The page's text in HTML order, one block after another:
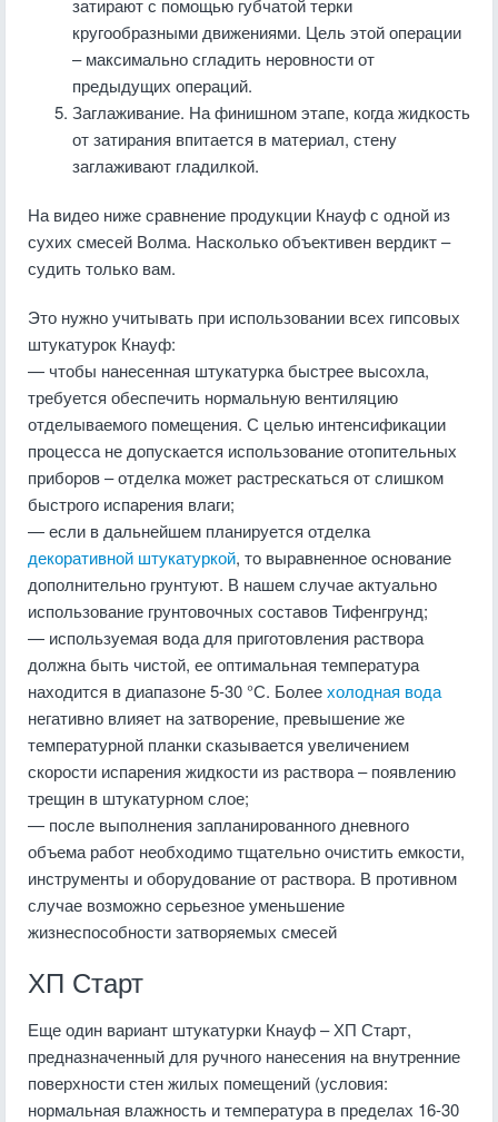
затирают с помощью губчатой терки
кругообразными движениями. Цель этой операции
– максимально сгладить неровности от
предыдущих операций.
Заглаживание. На финишном этапе, когда жидкость
от затирания впитается в материал, стену
заглаживают гладилкой.
На видео ниже сравнение продукции Кнауф с одной из
сухих смесей Волма. Насколько объективен вердикт –
судить только вам.
Это нужно учитывать при использовании всех гипсовых
штукатурок Кнауф:
— чтобы нанесенная штукатурка быстрее высохла,
требуется обеспечить нормальную вентиляцию
отделываемого помещения. С целью интенсификации
процесса не допускается использование отопительных
приборов – отделка может растрескаться от слишком
быстрого испарения влаги;
— если в дальнейшем планируется отделка
декоративной штукатуркой, то выравненное основание
дополнительно грунтуют. В нашем случае актуально
использование грунтовочных составов Тифенгрунд;
— используемая вода для приготовления раствора
должна быть чистой, ее оптимальная температура
находится в диапазоне 5-30 °С. Болеехолодная вода
негативно влияет на затворение, превышение же
температурной планки сказывается увеличением
скорости испарения жидкости из раствора – появлению
трещин в штукатурном слое;
— после выполнения запланированного дневного
объема работ необходимо тщательно очистить емкости,
инструменты и оборудование от раствора. В противном
случае возможно серьезное уменьшение
жизнеспособности затворяемых смесей
ХП Старт
Еще один вариант штукатурки Кнауф – ХП Старт,
предназначенный для ручного нанесения на внутренние
поверхности стен жилых помещений (условия:
нормальная влажность и температура в пределах 16-30